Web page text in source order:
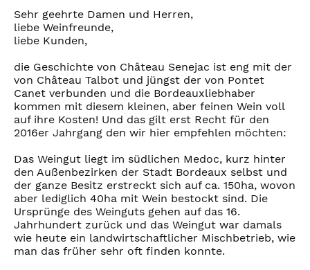
Sehr geehrte Damen und Herren,
liebe Weinfreunde,
liebe Kunden,
die Geschichte von Château Senejac ist eng mit der
von Château Talbot und jüngst der von Pontet
Canet verbunden und die Bordeauxliebhaber
kommen mit diesem kleinen, aber feinen Wein voll
auf ihre Kosten! Und das gilt erst Recht für den
2016er Jahrgang den wir hier empfehlen möchten:
Das Weingut liegt im südlichen Medoc, kurz hinter
den Außenbezirken der Stadt Bordeaux selbst und
der ganze Besitz erstreckt sich auf ca. 150ha, wovon
aber lediglich 40ha mit Wein bestockt sind. Die
Ursprünge des Weinguts gehen auf das 16.
Jahrhundert zurück und das Weingut war damals
wie heute ein landwirtschaftlicher Mischbetrieb, wie
man das früher sehr oft finden konnte.